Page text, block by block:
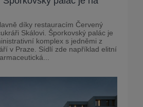
díky restauracím Červený
Skálovi. Šporkovský palác je
komplex s jedněmi z
v Praze. Sídlí zde například elitní